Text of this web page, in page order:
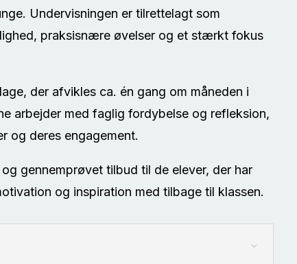
Undervisningen er tilrettelagt som
praksisnære øvelser og et stærkt fokus
der afvikles ca. én gang om måneden i
arbejder med faglig fordybelse og refleksion,
og deres engagement.
gennemprøvet tilbud til de elever, der har
og inspiration med tilbage til klassen.